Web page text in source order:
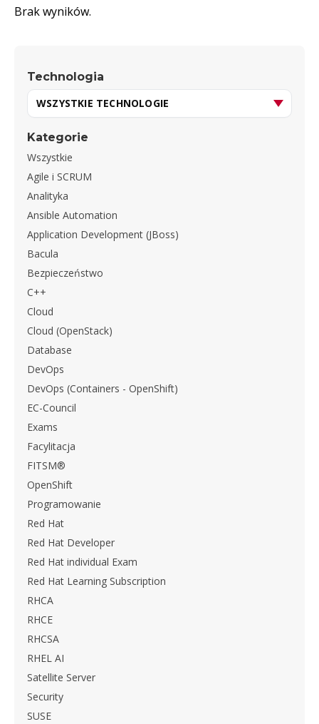
Brak wyników.
Technologia
Kategorie
Wszystkie
Agile i SCRUM
Analityka
Ansible Automation
Application Development (JBoss)
Bacula
Bezpieczeństwo
C++
Cloud
Cloud (OpenStack)
Database
DevOps
DevOps (Containers - OpenShift)
EC-Council
Exams
Facylitacja
FITSM®
OpenShift
Programowanie
Red Hat
Red Hat Developer
Red Hat individual Exam
Red Hat Learning Subscription
RHCA
RHCE
RHCSA
RHEL AI
Satellite Server
Security
SUSE